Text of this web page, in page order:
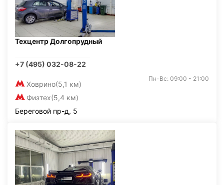
Техцентр Долгопрудный
+7 (495) 032-08-22
Ховрино(5,1 км)
Физтех(5,4 км)
Пн-Вс: 09:00 - 21:00
Береговой пр-д, 5